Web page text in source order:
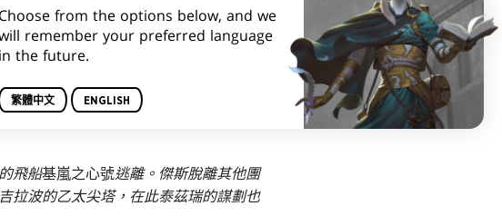
飛船基嵐之心號逃離。傑斯脫離其他團
拉波的乙太尖塔，在此泰茲瑞的謀劃也
Choose from the options below, and we
remember your preferred language
in the future.
繁體中文 ENGLISH